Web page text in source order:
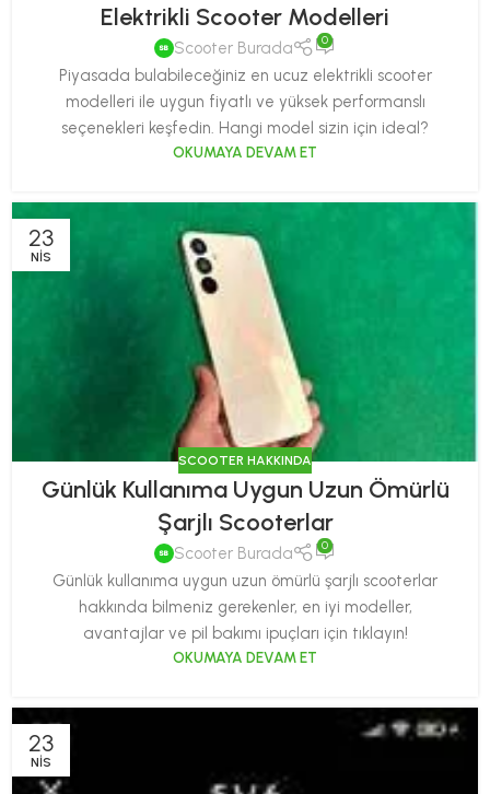
Elektrikli Scooter Modelleri
Scooter Burada 0
Piyasada bulabileceğiniz en ucuz elektrikli scooter
modelleri ile uygun fiyatlı ve yüksek performanslı
seçenekleri keşfedin. Hangi model sizin için ideal?
OKUMAYA DEVAM ET
23
NIS
SCOOTER HAKKINDA
Günlük Kullanıma Uygun Uzun Ömürlü
Şarjlı Scooterlar
Scooter Burada 0
Günlük kullanıma uygun uzun ömürlü şarjlı scooterlar
hakkında bilmeniz gerekenler, en iyi modeller,
avantajlar ve pil bakımı ipuçları için tıklayın!
OKUMAYA DEVAM ET
23
NIS